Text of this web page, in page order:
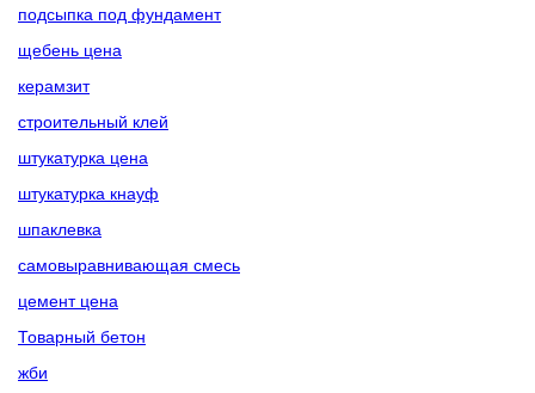
подсыпка под фундамент
щебень цена
керамзит
строительный клей
штукатурка цена
штукатурка кнауф
шпаклевка
самовыравнивающая смесь
цемент цена
Товарный бетон
жби